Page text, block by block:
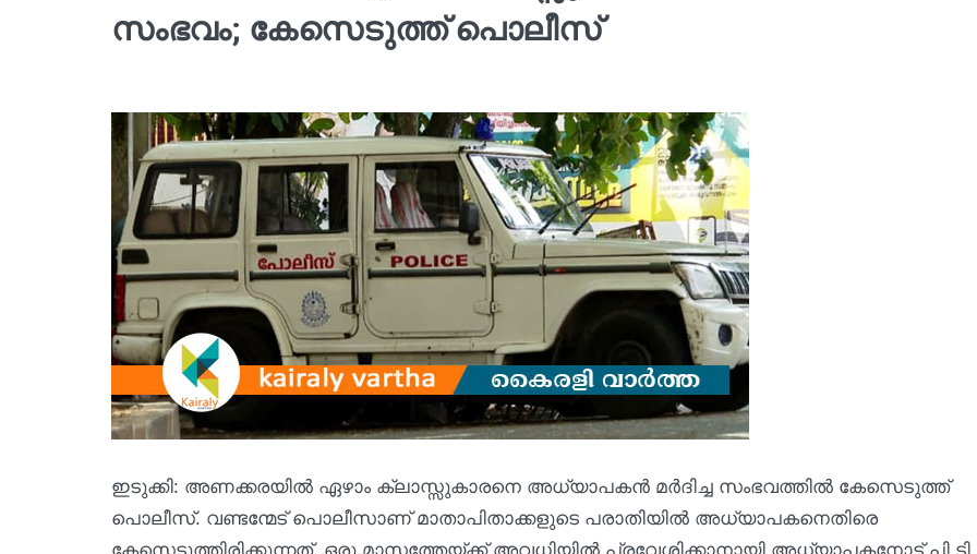
സംഭവം; കേസെടുത്ത് പൊലീസ്
ഇടുക്കി: അണക്കരയിൽ ഏഴാം ക്ലാസ്സുകാരനെ അധ്യാപകൻ മർദിച്ച സംഭവത്തിൽ കേസെടുത്ത്
പൊലീസ്. വണ്ടന്മേട് പൊലീസാണ് മാതാപിതാക്കളുടെ പരാതിയിൽ അധ്യാപകനെതിരെ